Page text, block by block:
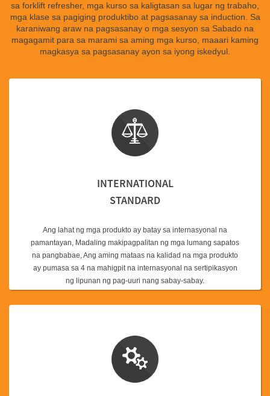
sa forklift refresher, mga kurso sa kaligtasan sa lugar ng trabaho,
mga klase sa pagiging produktibo at pagsasanay sa induction. Sa
karaniwang araw na pagsasanay o mga sesyon sa Sabado na
magagamit para sa marami sa aming mga kurso, maaari kaming
magkasya sa pagsasanay ayon sa iyong iskedyul.
INTERNATIONAL
STANDARD
Ang lahat ng mga produkto ay batay sa internasyonal na
pamantayan, Madaling makipagpalitan ng mga lumang sapatos
na pangbabae, Ang aming mataas na kalidad na mga produkto
ay pumasa sa 4 na mahigpit na internasyonal na sertipikasyon
ng lipunan ng pag-uuri nang sabay-sabay.